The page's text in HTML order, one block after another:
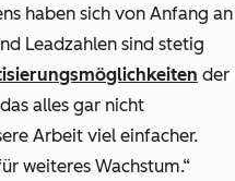
haben sich von Anfang an
Leadzahlen sind stetig
der
alles gar nicht
Arbeit viel einfacher.
weiteres Wachstum.“